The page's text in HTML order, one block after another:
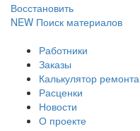
Восстановить
NEW Поиск материалов
Работники
Заказы
Калькулятор ремонта
Расценки
Новости
О проекте